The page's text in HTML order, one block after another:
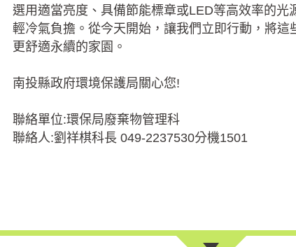
選用適當亮度、具備節能標章或LED等高效率的
輕冷氣負擔。從今天開始，讓我們立即行動，將
更舒適永續的家園。
南投縣政府環境保護局關心您!
聯絡單位:環保局廢棄物管理科
聯絡人:劉祥棋科長 049-2237530分機1501